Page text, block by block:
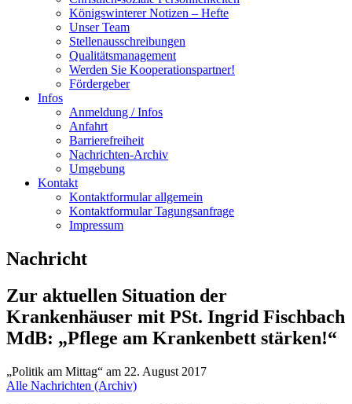
Königswinterer Notizen – Hefte
Unser Team
Stellenausschreibungen
Qualitätsmanagement
Werden Sie Kooperationspartner!
Fördergeber
Infos
Anmeldung / Infos
Anfahrt
Barrierefreiheit
Nachrichten-Archiv
Umgebung
Kontakt
Kontaktformular allgemein
Kontaktformular Tagungsanfrage
Impressum
Nachricht
Zur aktuellen Situation der
Krankenhäuser mit PSt. Ingrid Fischbach
MdB: „Pflege am Krankenbett stärken!“
„Politik am Mittag“ am 22. August 2017
Alle Nachrichten (Archiv)